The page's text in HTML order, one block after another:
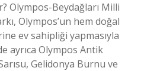
Olympos-Beydağları Milli
Olympos’un hem doğal
ev sahipliği yapmasıyla
ayrıca Olympos Antik
Gelidonya Burnu ve